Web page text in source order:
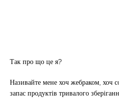
Так про що це я?
Називайте мене хоч жебраком, хоч
запас продуктів тривалого